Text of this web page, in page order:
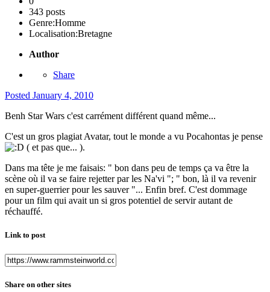
343 posts
Genre:Homme
Localisation:Bretagne
Author
Share
Posted January 4, 2010
Benh Star Wars c'est carrément différent quand même...
C'est un gros plagiat Avatar, tout le monde a vu Pocahontas je pense
( et pas que... ).
Dans ma tête je me faisais: " bon dans peu de temps ça va être la
scène où il va se faire rejetter par les Na'vi "; " bon, là il va revenir
en super-guerrier pour les sauver "... Enfin bref. C'est dommage
pour un film qui avait un si gros potentiel de servir autant de
réchauffé.
Link to post
Share on other sites